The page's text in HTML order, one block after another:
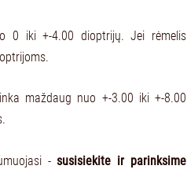
0 iki +-4.00 dioptrijų. Jei rėmelis
maždaug nuo +-3.00 iki +-8.00
- susisiekite ir parinksime